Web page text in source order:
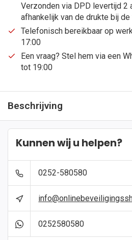
Verzonden via DPD levertijd 2
afhankelijk van de drukte bij
Telefonisch bereikbaar op
17:00
Een vraag? Stel hem via een
tot 19:00
Beschrijving
Kunnen wij u helpen?
0252-580580
0252580580